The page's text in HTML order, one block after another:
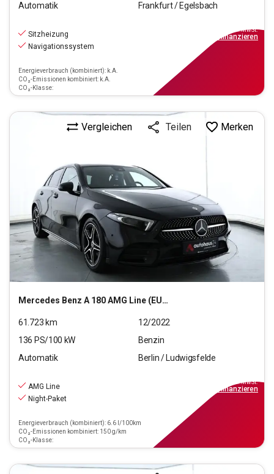
Automatik
Frankfurt / Egelsbach
Sitzheizung
Navigationssystem
Energieverbrauch (kombiniert): k.A.
CO₂-Emissionen kombiniert: k.A.
CO₂-Klasse:
inkl.MwSt.
finanzieren
Mercedes Benz A 180 AMG Line (EURO 6d)
Vergleichen Teilen Merken
61.723 km
12/2022
136 PS/100 kW
Benzin
Automatik
Berlin / Ludwigsfelde
AMG Line
Night-Paket
Energieverbrauch (kombiniert): 6.6 l/100km
CO₂-Emissionen kombiniert: 150 g/km
CO₂-Klasse:
inkl.MwSt.
finanzieren